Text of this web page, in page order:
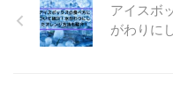
アイスボ
がわりに